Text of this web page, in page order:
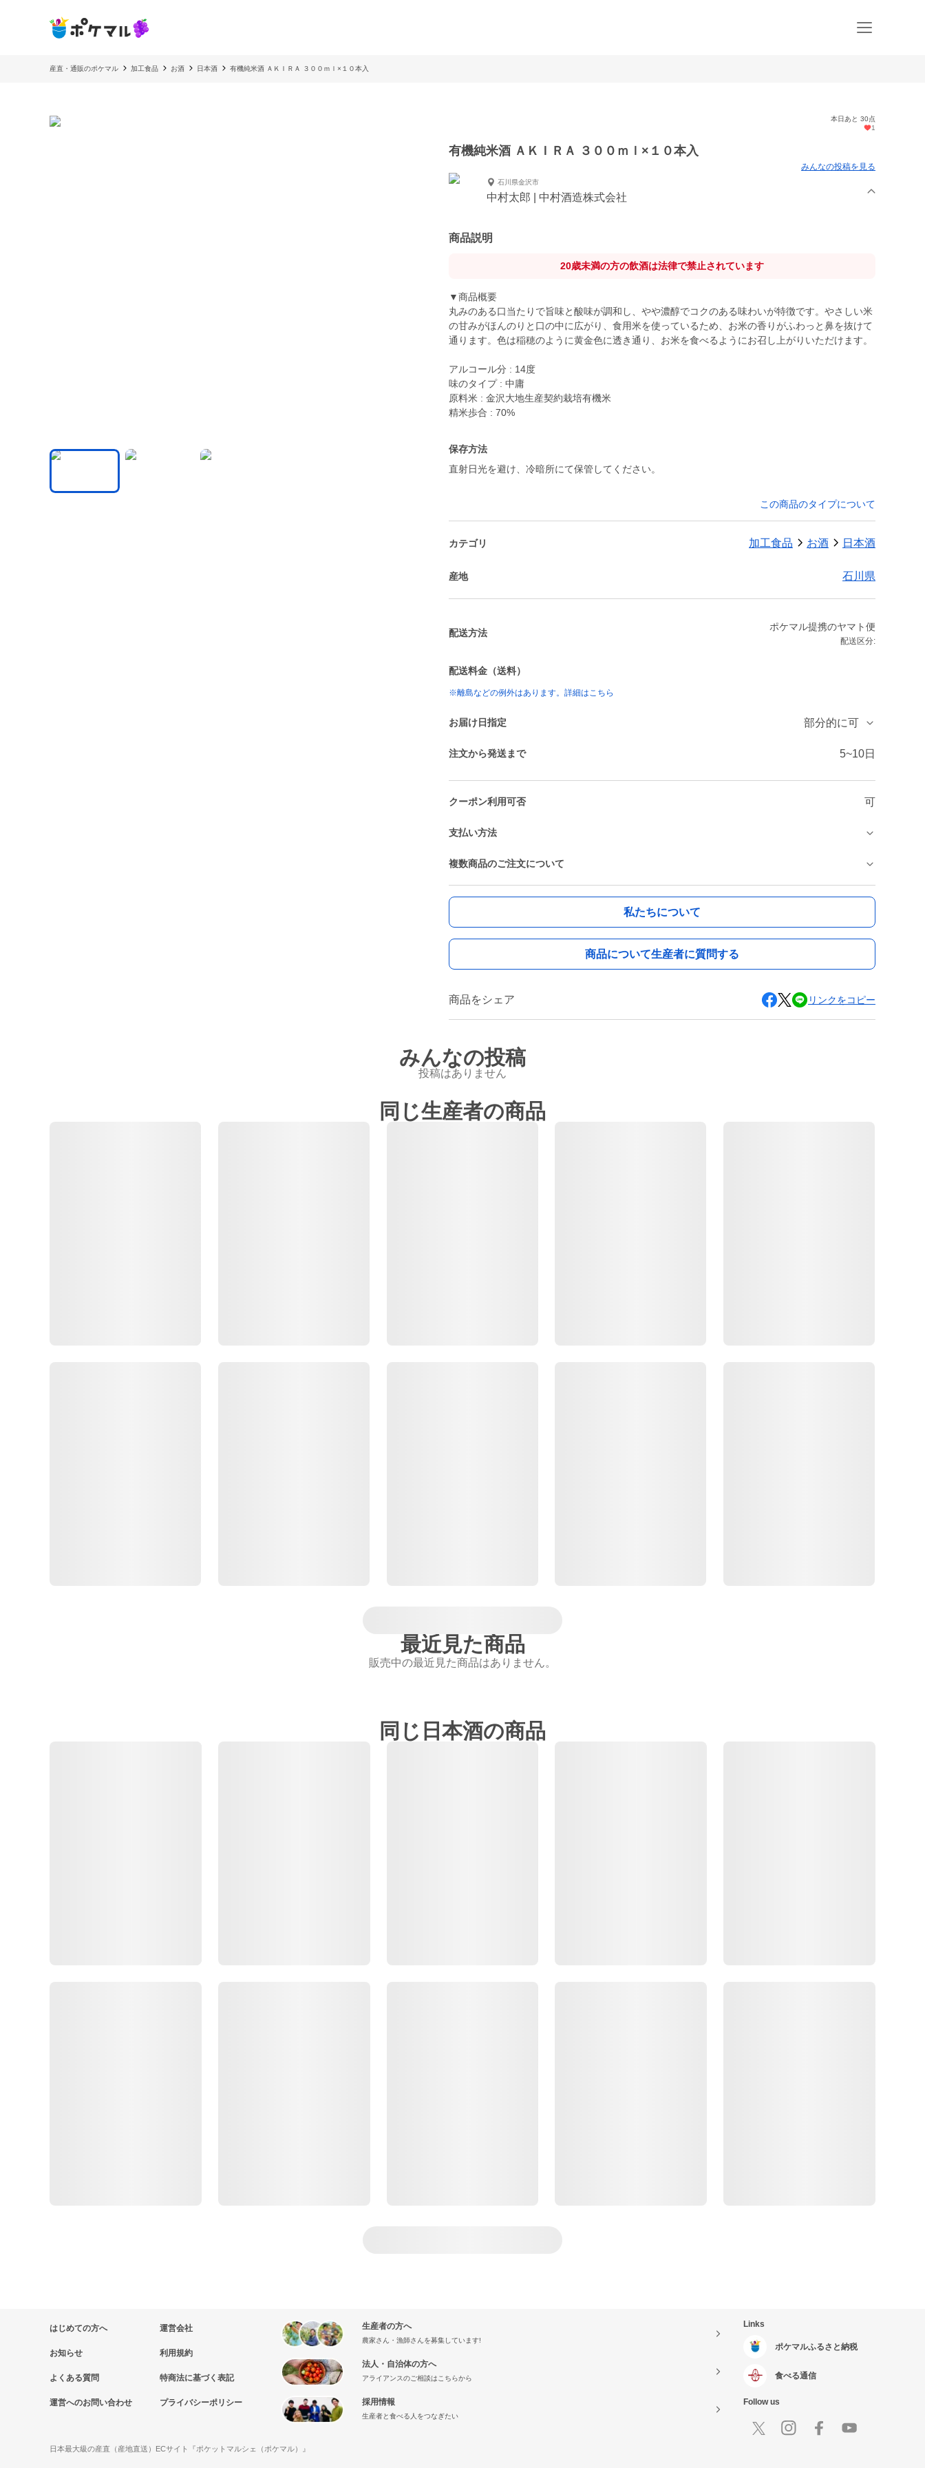
産直・通販のポケマル 加工食品 お酒 日本酒 有機純米酒 ＡＫＩＲＡ ３００ｍｌ×１０本入
本日あと 30点
1
有機純米酒 ＡＫＩＲＡ ３００ｍｌ×１０本入
みんなの投稿を見る
石川県金沢市
中村太郎 | 中村酒造株式会社
商品説明
20歳未満の方の飲酒は法律で禁止されています
▼商品概要
丸みのある口当たりで旨味と酸味が調和し、やや濃醇でコクのある味わいが特徴です。やさしい米
の甘みがほんのりと口の中に広がり、食用米を使っているため、お米の香りがふわっと鼻を抜けて
通ります。色は稲穂のように黄金色に透き通り、お米を食べるようにお召し上がりいただけます。
アルコール分 : 14度
味のタイプ : 中庸
原料米 : 金沢大地生産契約栽培有機米
精米歩合 : 70%
保存方法
直射日光を避け、冷暗所にて保管してください。
この商品のタイプについて
カテゴリ 加工食品 お酒 日本酒
産地 石川県
配送方法
ポケマル提携のヤマト便
配送区分:
配送料金（送料）
※離島などの例外はあります。詳細はこちら
お届け日指定 部分的に可
注文から発送まで 5~10日
クーポン利用可否 可
支払い方法
複数商品のご注文について
私たちについて
商品について生産者に質問する
商品をシェア リンクをコピー
みんなの投稿
投稿はありません
同じ生産者の商品
最近見た商品
販売中の最近見た商品はありません。
同じ日本酒の商品
はじめての方へ
お知らせ
よくある質問
運営へのお問い合わせ
運営会社
利用規約
特商法に基づく表記
プライバシーポリシー
生産者の方へ
農家さん・漁師さんを募集しています!
法人・自治体の方へ
アライアンスのご相談はこちらから
採用情報
生産者と食べる人をつなぎたい
Links
ポケマルふるさと納税
食べる通信
Follow us
日本最大級の産直（産地直送）ECサイト『ポケットマルシェ（ポケマル）』